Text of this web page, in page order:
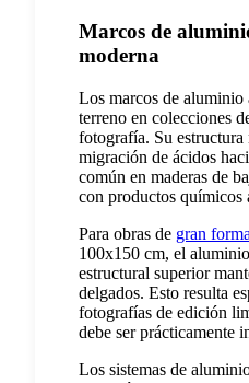
Marcos de
moderna
Los marcos de aluminio
terreno en colecciones
fotografía. Su
migración de ácidos
común en maderas de
con productos químicos
Para obras de gran
100x150 cm, el
estructural superior
delgados. Esto resulta
fotografías de edición
debe ser prácticamente
Los sistemas de